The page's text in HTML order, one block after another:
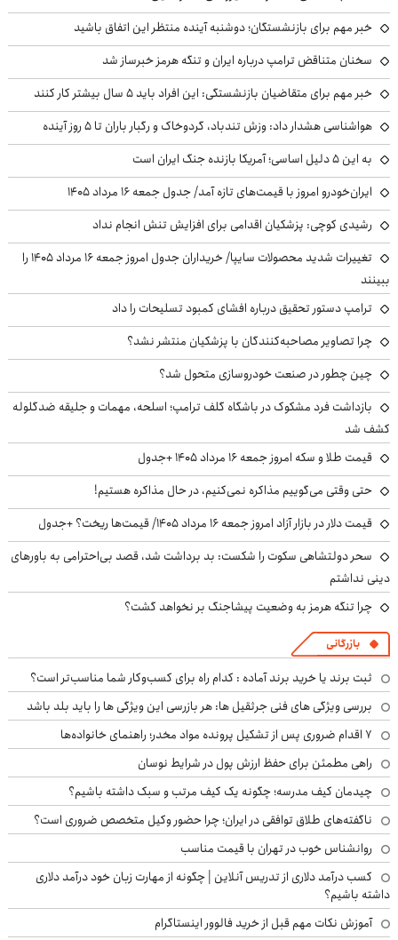
خبر مهم برای بازنشستگان؛ دوشنبه آینده منتظر این اتفاق باشید
سخنان متناقض ترامپ درباره ایران و تنگه هرمز خبرساز شد
خبر مهم برای متقاضیان بازنشستگی: این افراد باید ۵ سال بیشتر کار کنند
هواشناسی هشدار داد: وزش تندباد، گردوخاک و رگبار باران تا ۵ روز آینده
به این ۵ دلیل اساسی؛ آمریکا بازنده جنگ ایران است
ایران‌خودرو امروز با قیمت‌های تازه آمد/ جدول جمعه ۱۶ مرداد ۱۴۰۵
رشیدی کوچی: پزشکیان اقدامی برای افزایش تنش انجام نداد
تغییرات شدید محصولات سایپا/ خریداران جدول امروز جمعه ۱۶ مرداد ۱۴۰۵ را
ببینند
ترامپ دستور تحقیق درباره افشای کمبود تسلیحات را داد
چرا تصاویر مصاحبه‌کنندگان با پزشکیان منتشر نشد؟
چین چطور در صنعت خودروسازی متحول شد؟
بازداشت فرد مشکوک در باشگاه گلف ترامپ؛ اسلحه، مهمات و جلیقه ضدگلوله
کشف شد
قیمت طلا و سکه امروز جمعه ۱۶ مرداد ۱۴۰۵ +جدول
حتی وقتی می‌گوییم مذاکره نمی‌کنیم، در حال مذاکره هستیم!
قیمت دلار در بازار آزاد امروز جمعه ۱۶ مرداد ۱۴۰۵/ قیمت‌ها ریخت؟ +جدول
سحر دولتشاهی سکوت را شکست: بد برداشت شد، قصد بی‌احترامی به باورهای
دینی نداشتم
چرا تنگه هرمز به وضعیت پیشاجنگ بر نخواهد گشت؟
بازرگانی
ثبت برند یا خرید برند آماده : کدام راه برای کسب‌وکار شما مناسب‌تر است؟
بررسی ویژگی های فنی جرثقیل ها: هر بازرسی این ویژگی ها را باید بلد باشد
۷ اقدام ضروری پس از تشکیل پرونده مواد مخدر؛ راهنمای خانواده‌ها
راهی مطمئن برای حفظ ارزش پول در شرایط نوسان
چیدمان کیف مدرسه؛ چگونه یک کیف مرتب و سبک داشته باشیم؟
ناگفته‌های طلاق توافقی در ایران؛ چرا حضور وکیل متخصص ضروری است؟
روانشناس خوب در تهران با قیمت مناسب
کسب درآمد دلاری از تدریس آنلاین | چگونه از مهارت زبان خود درآمد دلاری
داشته باشیم؟
آموزش نکات مهم قبل از خرید فالوور اینستاگرام